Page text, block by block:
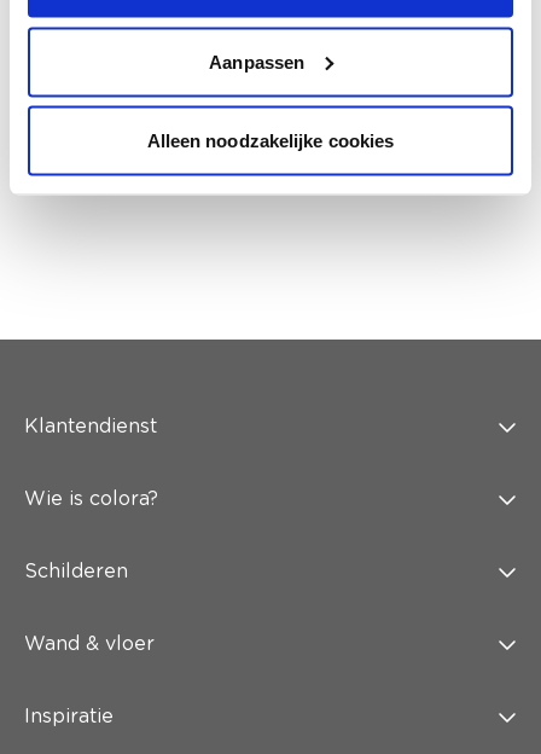
Aanpassen
Alleen noodzakelijke cookies
Krijg kleuradvies op basis van de lichtinval
Krijg ineens een technologische check-up
van je muren.
Klantendienst
Wie is colora?
Schilderen
Wand & vloer
Inspiratie